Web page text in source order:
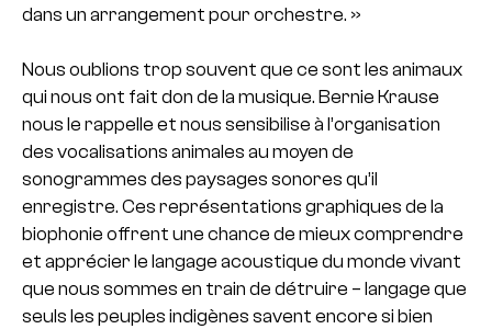
dans un arrangement pour orchestre. »
Nous oublions trop souvent que ce sont les animaux
qui nous ont fait don de la musique. Bernie Krause
nous le rappelle et nous sensibilise à l’organisation
des vocalisations animales au moyen de
sonogrammes des paysages sonores qu’il
enregistre. Ces représentations graphiques de la
biophonie offrent une chance de mieux comprendre
et apprécier le langage acoustique du monde vivant
que nous sommes en train de détruire – langage que
seuls les peuples indigènes savent encore si bien